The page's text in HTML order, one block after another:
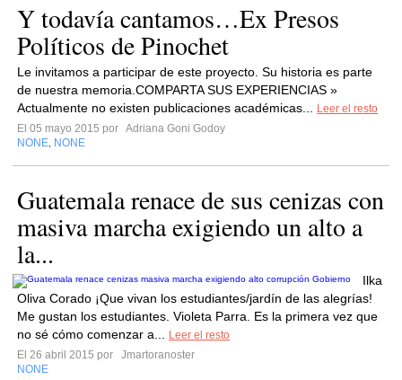
Y todavía cantamos…Ex Presos
Políticos de Pinochet
Le invitamos a participar de este proyecto. Su historia es parte
de nuestra memoria.COMPARTA SUS EXPERIENCIAS »
Actualmente no existen publicaciones académicas...
Leer el resto
El 05 mayo 2015 por Adriana Goni Godoy
NONE NONE
Guatemala renace de sus cenizas con
masiva marcha exigiendo un alto a
la...
Ilka
Oliva Corado ¡Que vivan los estudiantes/jardín de las alegrías!
Me gustan los estudiantes. Violeta Parra. Es la primera vez que
no sé cómo comenzar a...
Leer el resto
El 26 abril 2015 por
Jmartoranoster
NONE